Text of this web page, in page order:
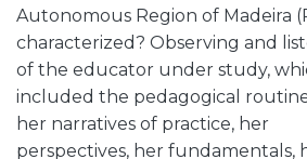
Autonomous Region of Madeira
characterized? Observing and
of the educator under study,
included the pedagogical
her narratives of practice, her
perspectives, her fundamentals,